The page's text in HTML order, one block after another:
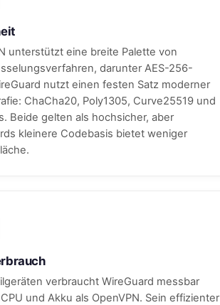
unterstützt eine breite Palette von
darunter AES-256-
nutzt einen festen Satz moderner
ChaCha20, Poly1305, Curve25519 und
Beide gelten als hochsicher, aber
kleinere Codebasis bietet weniger
verbraucht WireGuard messbar
und Akku als OpenVPN. Sein effizienter